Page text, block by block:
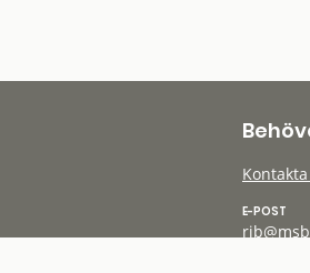
E-POST